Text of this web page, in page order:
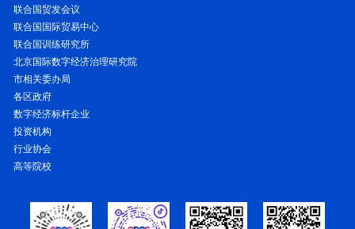
联合国贸发会议
联合国国际贸易中心
联合国训练研究所
北京国际数字经济治理研究院
市相关委办局
各区政府
数字经济标杆企业
投资机构
行业协会
高等院校